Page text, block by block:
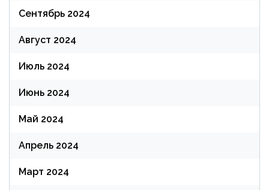
Сентябрь 2024
Август 2024
Июль 2024
Июнь 2024
Май 2024
Апрель 2024
Март 2024